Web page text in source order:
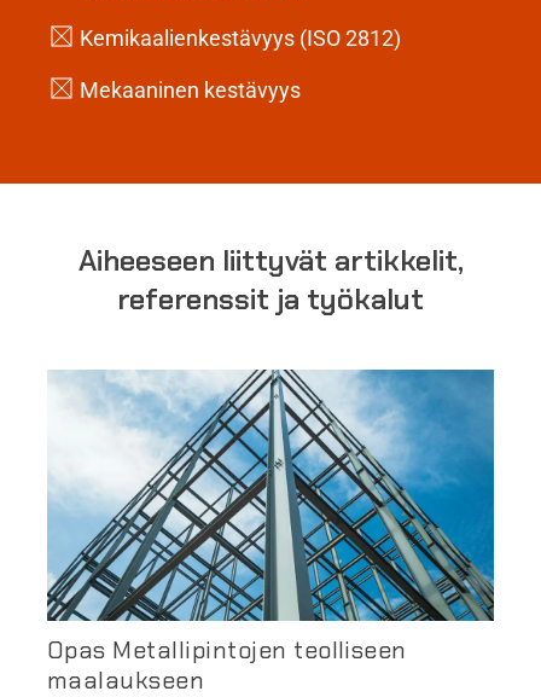
Kemikaalienkestävyys (ISO 2812)
Mekaaninen kestävyys
Aiheeseen liittyvät artikkelit,
referenssit ja työkalut
Opas Metallipintojen teolliseen
maalaukseen